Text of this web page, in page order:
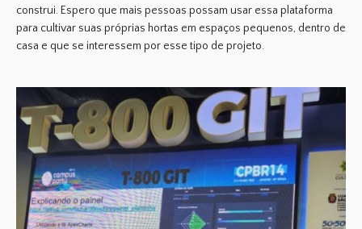
construi. Espero que mais pessoas possam usar essa plataforma
para cultivar suas próprias hortas em espaços pequenos, dentro de
casa e que se interessem por esse tipo de projeto.